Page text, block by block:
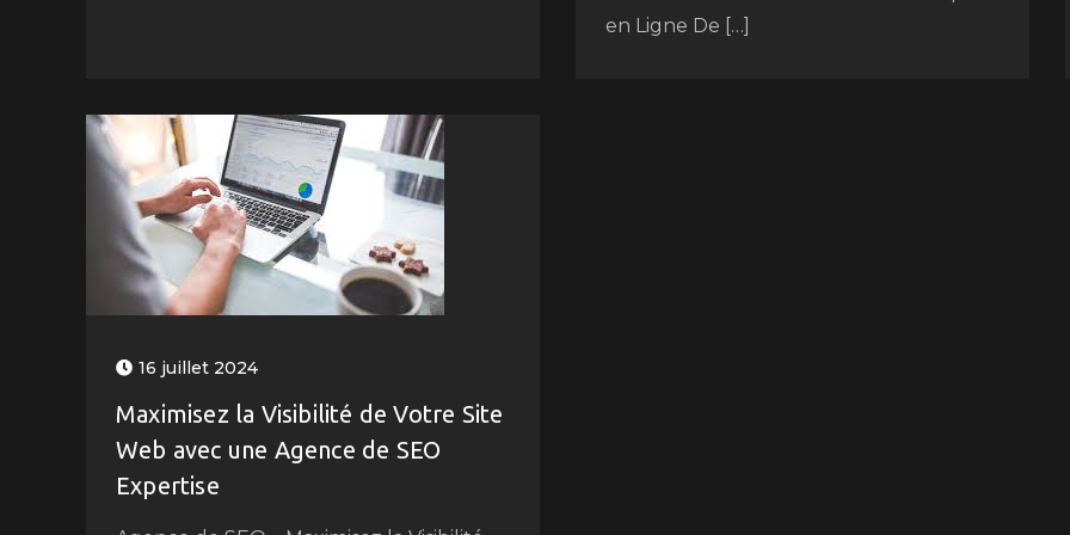
en Ligne De […]
16 juillet 2024
Maximisez la Visibilité de Votre Site
Web avec une Agence de SEO
Expertise